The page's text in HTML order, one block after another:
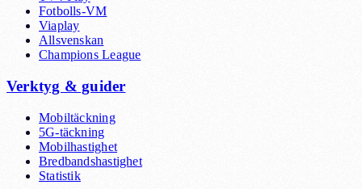
Fotbolls-VM
Viaplay
Allsvenskan
Champions League
Verktyg & guider
Mobiltäckning
5G-täckning
Mobilhastighet
Bredbandshastighet
Statistik